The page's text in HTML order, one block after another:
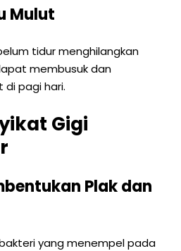
Mulut
tidur menghilangkan
membusuk dan
pagi hari.
Gigi
Plak dan
yang menempel pada